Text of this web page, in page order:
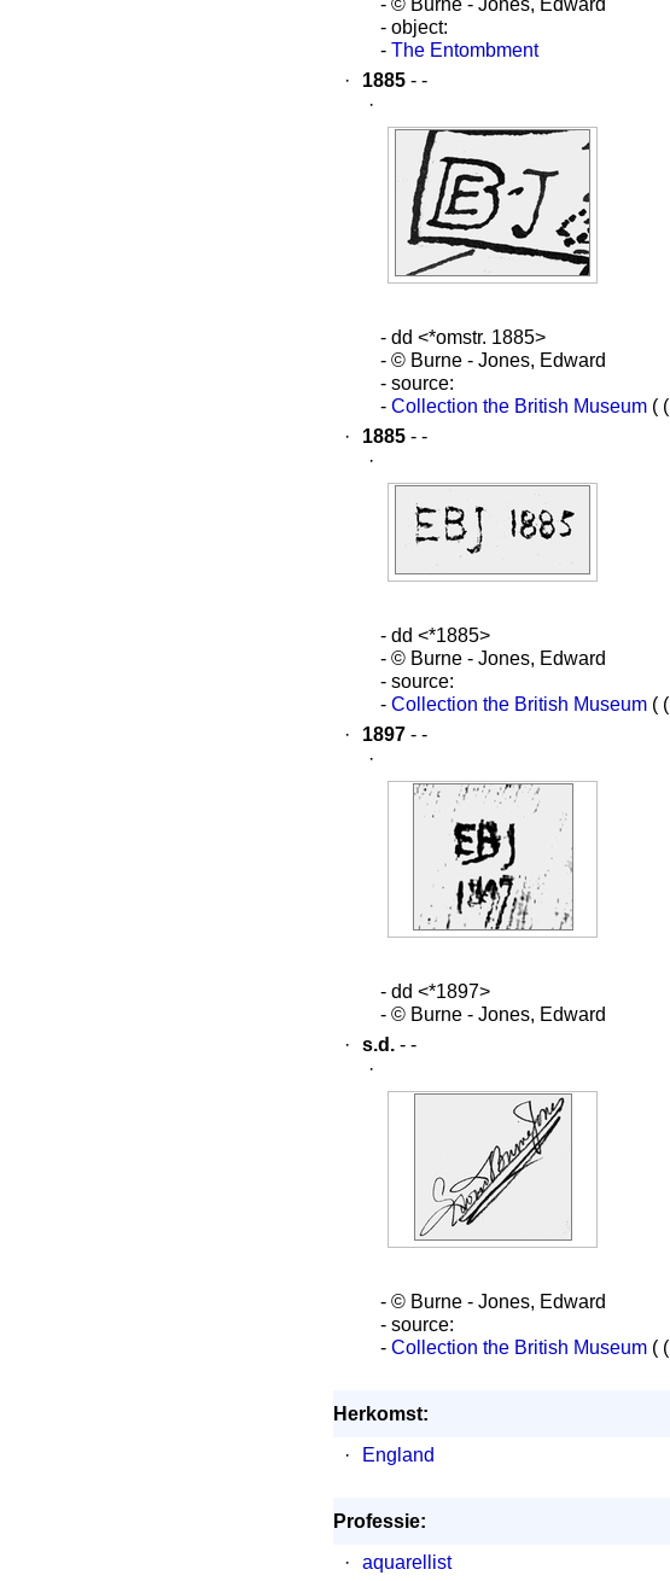
- © Burne - Jones, Edward
- object:
- The Entombment
·
1885 - -
·
- dd <*omstr. 1885>
- © Burne - Jones, Edward
- source:
- Collection the British Museum ( (
·
1885 - -
·
- dd <*1885>
- © Burne - Jones, Edward
- source:
- Collection the British Museum ( (
·
1897 - -
·
- dd <*1897>
- © Burne - Jones, Edward
·
s.d. - -
·
- © Burne - Jones, Edward
- source:
- Collection the British Museum ( (
Herkomst:
·
England
Professie:
·
aquarellist